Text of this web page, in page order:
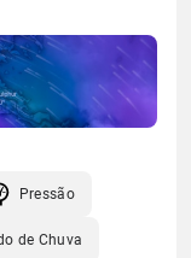
Pressão
de Chuva